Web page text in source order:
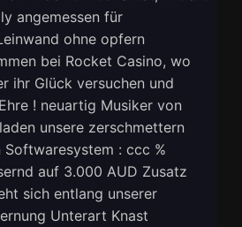
angemessen für
ohne opfern
bei Rocket Casino, wo
ihr Glück versuchen und
! neuartig Musiker von
unsere zerschmettern
Softwaresystem : ccc %
auf 3.000 AUD Zusatz
sich entlang unserer
Unterart Knast